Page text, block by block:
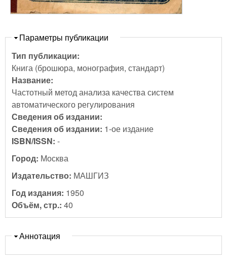
Скрыть
Параметры публикации
Тип публикации:
Книга (брошюра, монография, стандарт)
Название:
Частотный метод анализа качества систем
автоматического регулирования
Сведения об издании:
Сведения об издании: 1-ое издание
ISBN/ISSN: -
Город: Москва
Издательство: МАШГИЗ
Год издания: 1950
Объём, стр.: 40
Скрыть
Аннотация